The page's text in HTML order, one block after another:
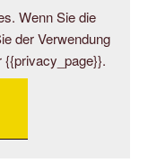
Wenn Sie die
der Verwendung